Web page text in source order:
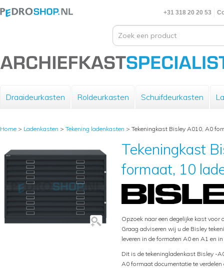
+31 318 20 20 53
Draaideurkasten Roldeurkasten Schuifdeurkasten
Home > Ladenkasten > Tekening ladenkasten > Tekeningkast Bisley A010, A0
Tekeningkast
formaat, 10
Opzoek naar een degelijke kast
Graag adviseren wij u de Bisley
leveren in de formaten A0 en A1 en
Dit is de tekeningladenkast Bisley -
A0 formaat documentatie te